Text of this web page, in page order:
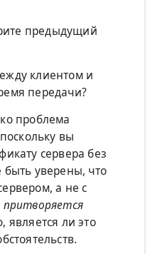
предыдущий
клиентом и
передачи?
проблема
вы
сервера без
уверены, что
а не с
притворяется
является ли это